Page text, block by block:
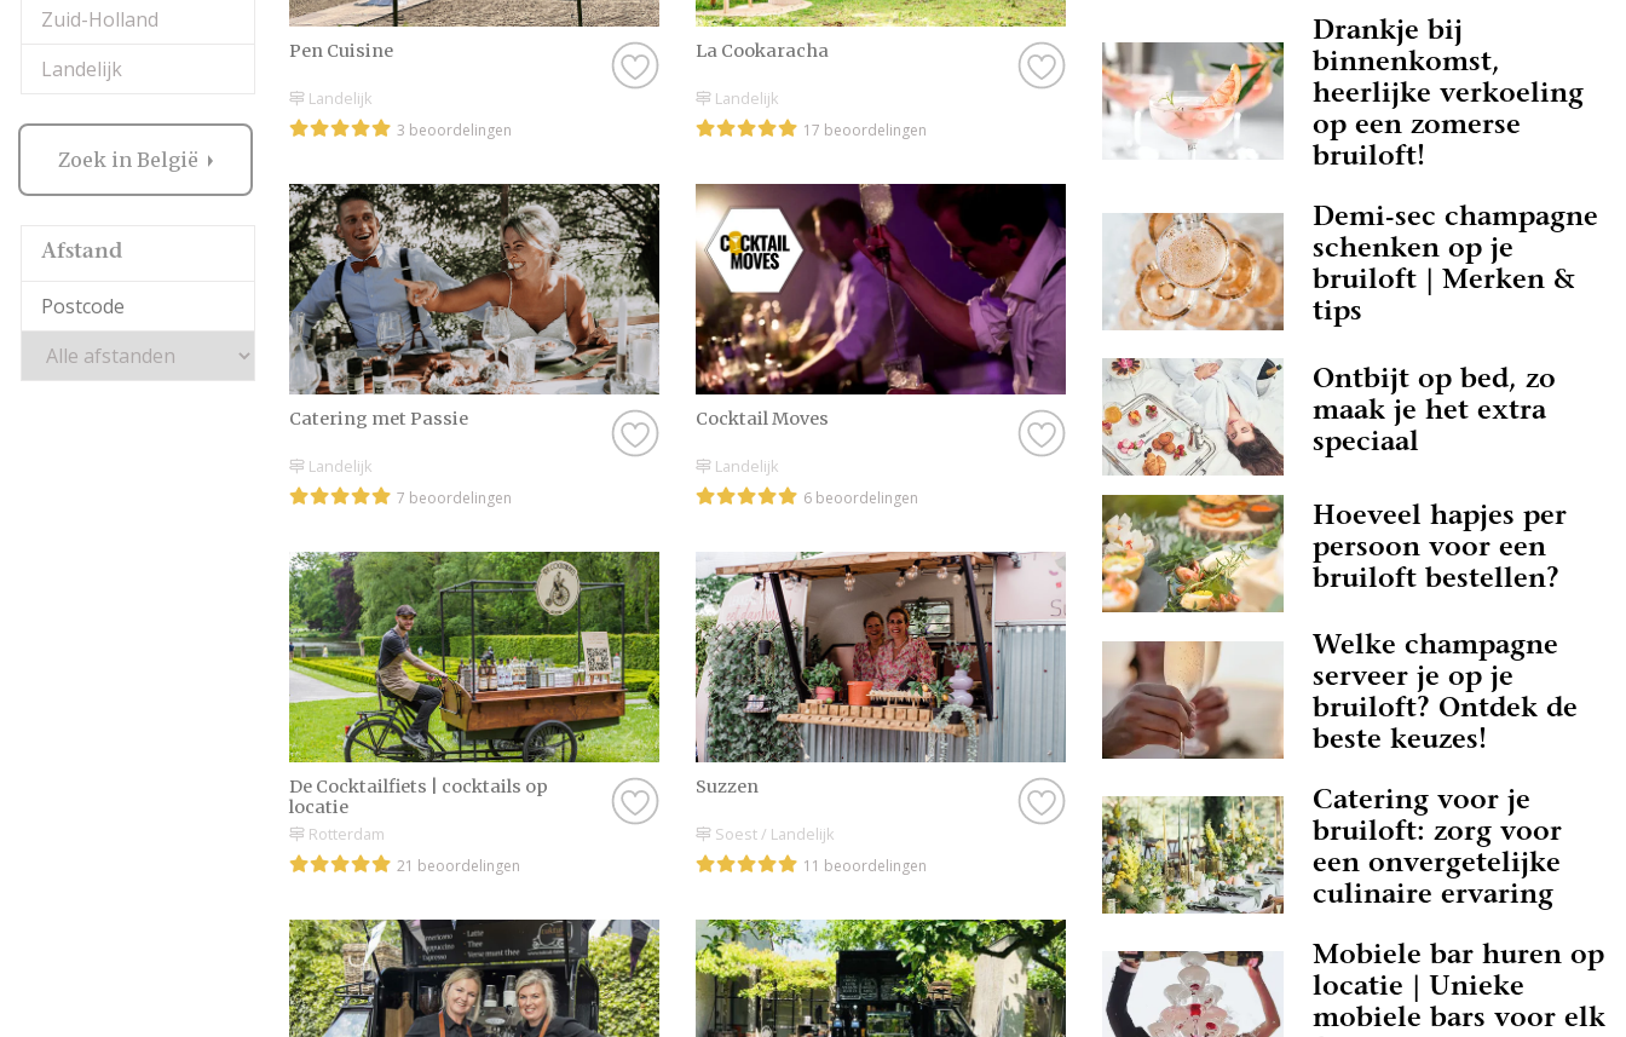
bijvoorbeeld wel goed overweg kan met de professional in Drenthe,
want dat is natuurlijk best wel belangrijk. Als je geen goed gevoel
hebt bij een professional, of het klikt gewoon net even niet helemaal
goed, dan zijn er nog genoeg andere professionals in Drenthe te
vinden, dus daar hoef je je echt geen zorgen over te maken.
Kortom: gebruik Trouwen.nl als zoekmachine voor de leukste
Catering in Drenthe, of kruip met een kop thee op de bank en scroll
door onze leuke inspiratie-artikelen heen. Droom alvast weg bij de
prachtige foto’s en sfeerbeelden en denk je in hoe geweldig jullie
bruiloft wordt met behulp van alle informatie op Trouwen.nl! Wij
wensen jullie alvast een geweldige tijd toe!
Zuid-Holland
Landelijk
Zoek in België
Afstand
Pen Cuisine
Landelijk
3 beoordelingen
La Cookaracha
Landelijk
17 beoordelingen
Catering met Passie
Landelijk
7 beoordelingen
Cocktail Moves
Landelijk
6 beoordelingen
De Cocktailfiets | cocktails op
locatie
Rotterdam
21 beoordelingen
Suzzen
Soest / Landelijk
11 beoordelingen
Drankje bij
binnenkomst,
heerlijke verkoeling
op een zomerse
bruiloft!
Demi-sec champagne
schenken op je
bruiloft | Merken &
tips
Ontbijt op bed, zo
maak je het extra
speciaal
Hoeveel hapjes per
persoon voor een
bruiloft bestellen?
Welke champagne
serveer je op je
bruiloft? Ontdek de
beste keuzes!
Catering voor je
bruiloft: zorg voor
een onvergetelijke
culinaire ervaring
Mobiele bar huren op
locatie | Unieke
mobiele bars voor elk